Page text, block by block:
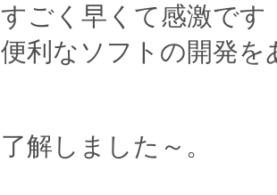
すごく早くて感激です
便利なソフトの開発
了解しました～。